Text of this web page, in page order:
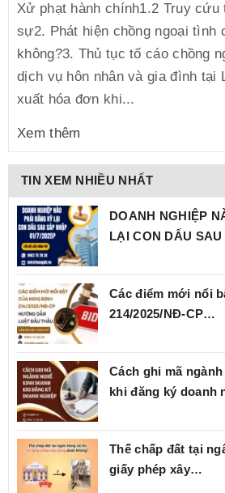
Xử phạt hành chính1.2 Truy cứu
sự2. Phát hiện chồng ngoại tình
không?3. Thủ tục tố cáo chồng
dịch vụ hôn nhân và gia đình tại
xuất hóa đơn khi...
Xem thêm
TIN XEM NHIỀU NHẤT
DOANH NGHIỆP
LẠI CON DẤU
Các điểm mới nổi
214/2025/NĐ‑CP…
Cách ghi mã
khi đăng ký doanh
Thế chấp đất tại
giấy phép xây…